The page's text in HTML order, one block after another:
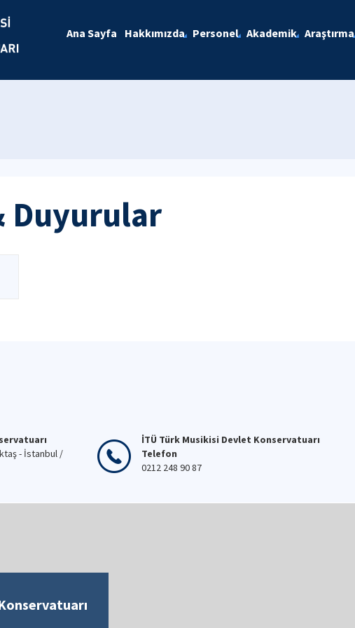
Ana Sayfa Hakkımızda Personel Akademik Araştırma
Duyurular
- İstanbul /
İTÜ Türk Musikisi Devlet Konservatuarı
Telefon
0212 248 90 87